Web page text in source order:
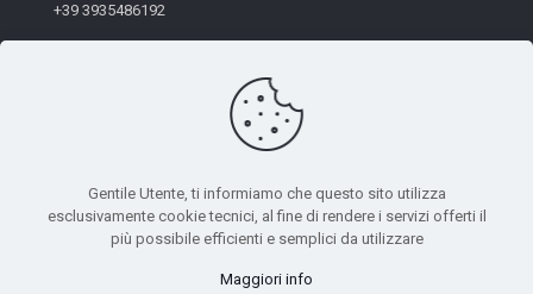
+39 3935486192
© 2026 Unirima. All Rights Reserved. - Codice Fiscale:
Privacy Policy
Gentile Utente, ti informiamo che questo sito utilizza
esclusivamente cookie tecnici, al fine di rendere i servizi offerti il
più possibile efficienti e semplici da utilizzare
Maggiori info